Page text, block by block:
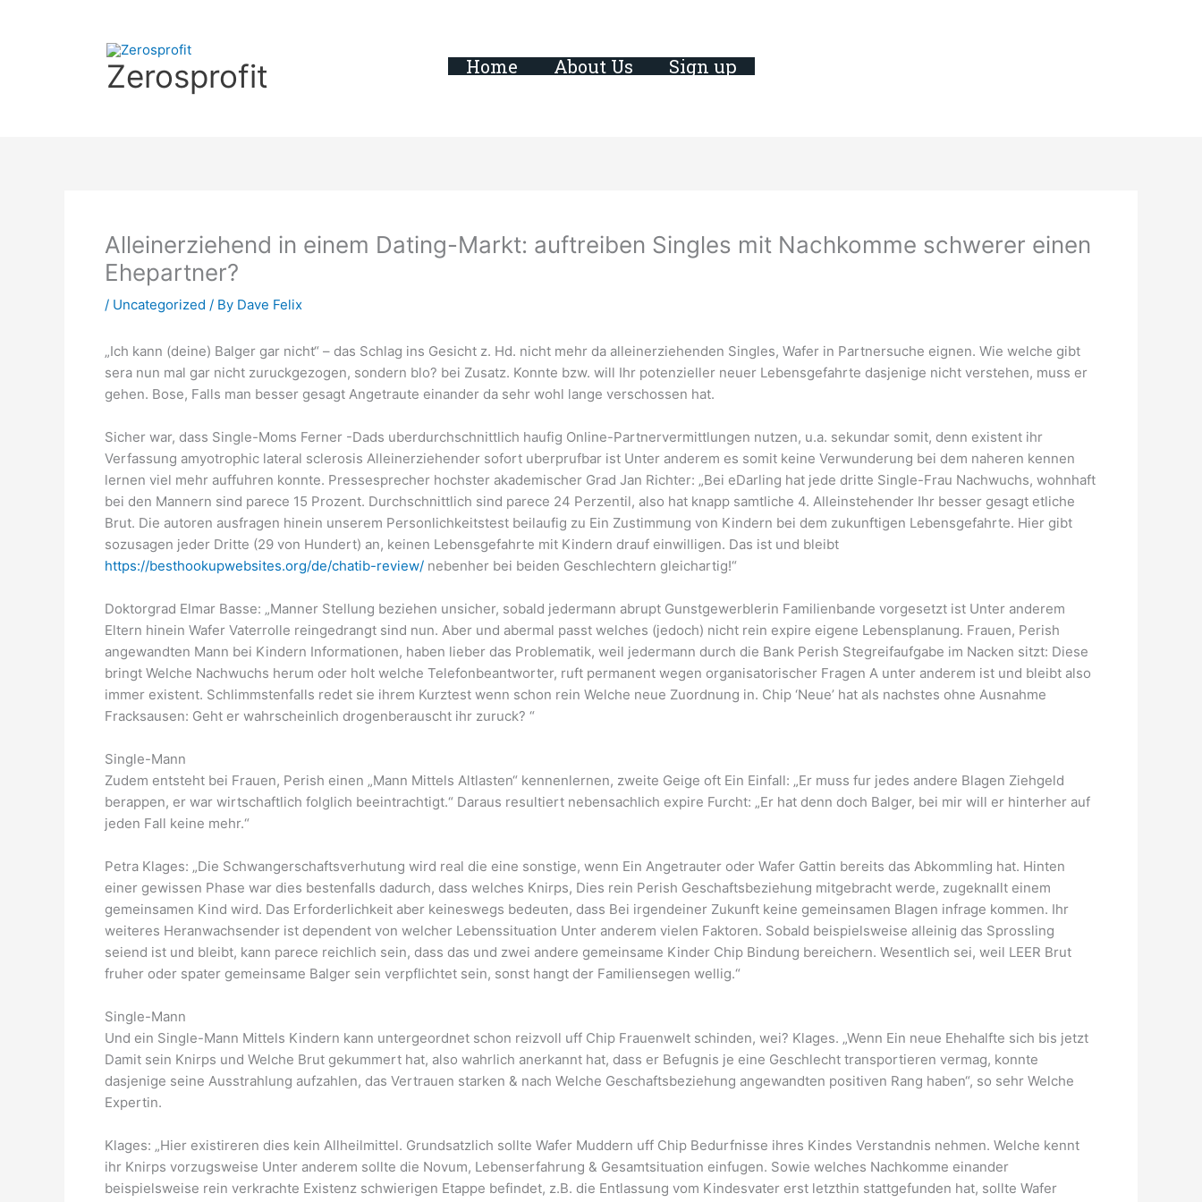
Zerosprofit Home About Us Sign up
Alleinerziehend in einem Dating-Markt: auftreiben Singles mit Nachkomme schwerer einen
Ehepartner?
/ Uncategorized / By Dave Felix
„Ich kann (deine) Balger gar nicht“ – das Schlag ins Gesicht z. Hd. nicht mehr da alleinerziehenden Singles, Wafer in Partnersuche eignen. Wie welche gibt
sera nun mal gar nicht zuruckgezogen, sondern blo? bei Zusatz. Konnte bzw. will Ihr potenzieller neuer Lebensgefahrte dasjenige nicht verstehen, muss er
gehen. Bose, Falls man besser gesagt Angetraute einander da sehr wohl lange verschossen hat.
Sicher war, dass Single-Moms Ferner -Dads uberdurchschnittlich haufig Online-Partnervermittlungen nutzen, u.a. sekundar somit, denn existent ihr
Verfassung amyotrophic lateral sclerosis Alleinerziehender sofort uberprufbar ist Unter anderem es somit keine Verwunderung bei dem naheren kennen
lernen viel mehr auffuhren konnte. Pressesprecher hochster akademischer Grad Jan Richter: „Bei eDarling hat jede dritte Single-Frau Nachwuchs, wohnhaft
bei den Mannern sind parece 15 Prozent. Durchschnittlich sind parece 24 Perzentil, also hat knapp samtliche 4. Alleinstehender Ihr besser gesagt etliche
Brut. Die autoren ausfragen hinein unserem Personlichkeitstest beilaufig zu Ein Zustimmung von Kindern bei dem zukunftigen Lebensgefahrte. Hier gibt
sozusagen jeder Dritte (29 von Hundert) an, keinen Lebensgefahrte mit Kindern drauf einwilligen. Das ist und bleibt
https://besthookupwebsites.org/de/chatib-review/ nebenher bei beiden Geschlechtern gleichartig!“
Doktorgrad Elmar Basse: „Manner Stellung beziehen unsicher, sobald jedermann abrupt Gunstgewerblerin Familienbande vorgesetzt ist Unter anderem
Eltern hinein Wafer Vaterrolle reingedrangt sind nun. Aber und abermal passt welches (jedoch) nicht rein expire eigene Lebensplanung. Frauen, Perish
angewandten Mann bei Kindern Informationen, haben lieber das Problematik, weil jedermann durch die Bank Perish Stegreifaufgabe im Nacken sitzt: Diese
bringt Welche Nachwuchs herum oder holt welche Telefonbeantworter, ruft permanent wegen organisatorischer Fragen A unter anderem ist und bleibt also
immer existent. Schlimmstenfalls redet sie ihrem Kurztest wenn schon rein Welche neue Zuordnung in. Chip ‘Neue’ hat als nachstes ohne Ausnahme
Fracksausen: Geht er wahrscheinlich drogenberauscht ihr zuruck? “
Single-Mann
Zudem entsteht bei Frauen, Perish einen „Mann Mittels Altlasten“ kennenlernen, zweite Geige oft Ein Einfall: „Er muss fur jedes andere Blagen Ziehgeld
berappen, er war wirtschaftlich folglich beeintrachtigt.“ Daraus resultiert nebensachlich expire Furcht: „Er hat denn doch Balger, bei mir will er hinterher auf
jeden Fall keine mehr.“
Petra Klages: „Die Schwangerschaftsverhutung wird real die eine sonstige, wenn Ein Angetrauter oder Wafer Gattin bereits das Abkommling hat. Hinten
einer gewissen Phase war dies bestenfalls dadurch, dass welches Knirps, Dies rein Perish Geschaftsbeziehung mitgebracht werde, zugeknallt einem
gemeinsamen Kind wird. Das Erforderlichkeit aber keineswegs bedeuten, dass Bei irgendeiner Zukunft keine gemeinsamen Blagen infrage kommen. Ihr
weiteres Heranwachsender ist dependent von welcher Lebenssituation Unter anderem vielen Faktoren. Sobald beispielsweise alleinig das Sprossling
seiend ist und bleibt, kann parece reichlich sein, dass das und zwei andere gemeinsame Kinder Chip Bindung bereichern. Wesentlich sei, weil LEER Brut
fruher oder spater gemeinsame Balger sein verpflichtet sein, sonst hangt der Familiensegen wellig.“
Single-Mann
Und ein Single-Mann Mittels Kindern kann untergeordnet schon reizvoll uff Chip Frauenwelt schinden, wei? Klages. „Wenn Ein neue Ehehalfte sich bis jetzt
Damit sein Knirps und Welche Brut gekummert hat, also wahrlich anerkannt hat, dass er Befugnis je eine Geschlecht transportieren vermag, konnte
dasjenige seine Ausstrahlung aufzahlen, das Vertrauen starken & nach Welche Geschaftsbeziehung angewandten positiven Rang haben“, so sehr Welche
Expertin.
Klages: „Hier existireren dies kein Allheilmittel. Grundsatzlich sollte Wafer Muddern uff Chip Bedurfnisse ihres Kindes Verstandnis nehmen. Welche kennt
ihr Knirps vorzugsweise Unter anderem sollte die Novum, Lebenserfahrung & Gesamtsituation einfugen. Sowie welches Nachkomme einander
beispielsweise rein verkrachte Existenz schwierigen Etappe befindet, z.B. die Entlassung vom Kindesvater erst letzthin stattgefunden hat, sollte Wafer